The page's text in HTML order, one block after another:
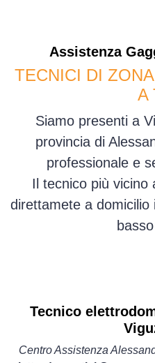
Assistenza
TECNICI DI
A
Siamo presenti a
provincia di
professionale e
Il tecnico più vicino
direttamete a
Tecnico
Centro Assistenza